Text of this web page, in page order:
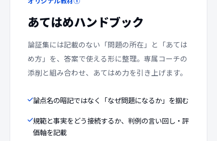
あてはめハンドブック
論証集には記載のない「問題の所在」と「あては
め方」を、答案で使える形に整理。専属コーチの
添削と組み合わせ、あてはめ力を引き上げます。
論点名の暗記ではなく「なぜ問題になるか」を掴む
規範と事実をどう接続するか、判例の言い回し・評
価軸を記載